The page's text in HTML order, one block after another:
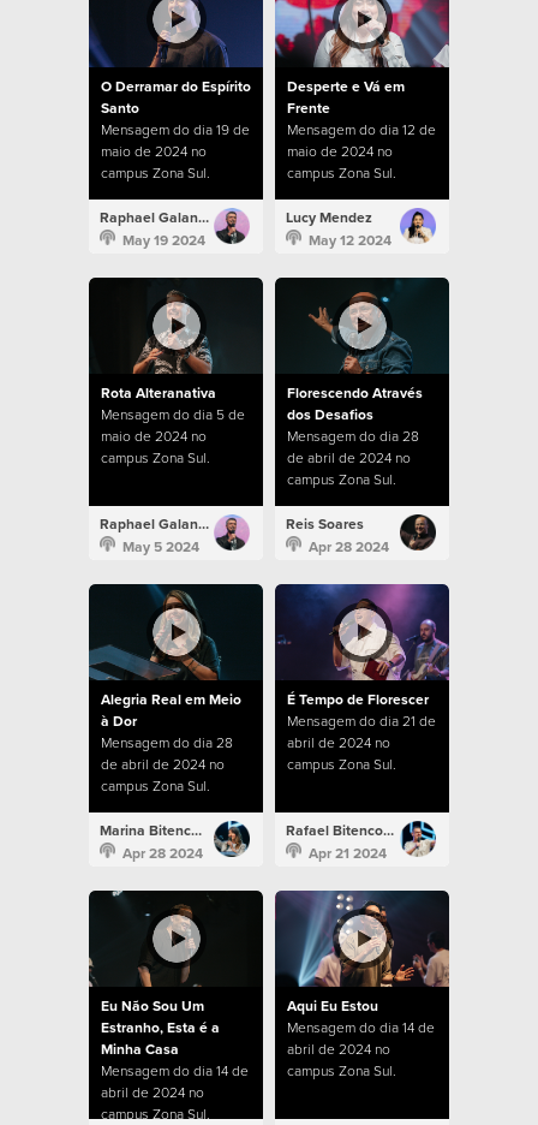
O Derramar do Espírito
Santo
Mensagem do dia 19 de
maio de 2024 no
campus Zona Sul.
Raphael Galante
May 19 2024
Desperte e Vá em
Frente
Mensagem do dia 12 de
maio de 2024 no
campus Zona Sul.
Lucy Mendez
May 12 2024
Rota Alteranativa
Mensagem do dia 5 de
maio de 2024 no
campus Zona Sul.
Raphael Galante
May 5 2024
Florescendo Através
dos Desafios
Mensagem do dia 28
de abril de 2024 no
campus Zona Sul.
Reis Soares
Apr 28 2024
Alegria Real em Meio
à Dor
Mensagem do dia 28
de abril de 2024 no
campus Zona Sul.
Marina Bitencourt
Apr 28 2024
É Tempo de Florescer
Mensagem do dia 21 de
abril de 2024 no
campus Zona Sul.
Rafael Bitencourt
Apr 21 2024
Eu Não Sou Um
Estranho, Esta é a
Minha Casa
Mensagem do dia 14 de
abril de 2024 no
campus Zona Sul.
Aqui Eu Estou
Mensagem do dia 14 de
abril de 2024 no
campus Zona Sul.